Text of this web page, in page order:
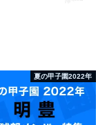
夏の甲子園2022年